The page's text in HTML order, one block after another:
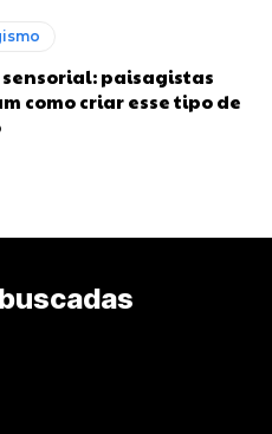
paisagistas
como criar esse tipo de